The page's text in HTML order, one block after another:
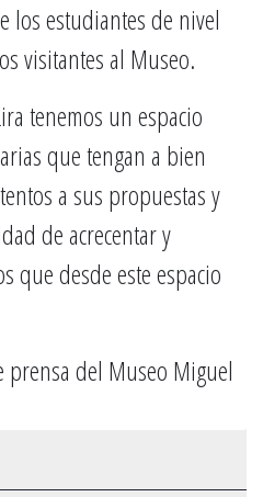
los estudiantes de nivel
visitantes al Museo.
tenemos un espacio
que tengan a bien
a sus propuestas y
de acrecentar y
que desde este espacio
prensa del Museo Miguel